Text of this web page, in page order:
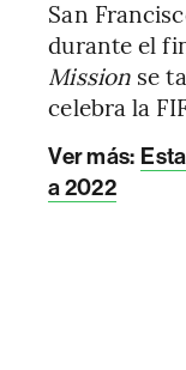
San
durante el
Mission se
celebra la
Ver más:
a 2022